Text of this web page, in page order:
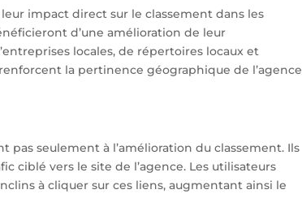
impact direct sur le classement dans les
d’une amélioration de leur
locales, de répertoires locaux et
la pertinence géographique de l’agence
seulement à l’amélioration du classement. Ils
ciblé vers le site de l’agence. Les utilisateurs
à cliquer sur ces liens, augmentant ainsi le